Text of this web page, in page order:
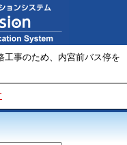
工事のため、内宮前バス停を